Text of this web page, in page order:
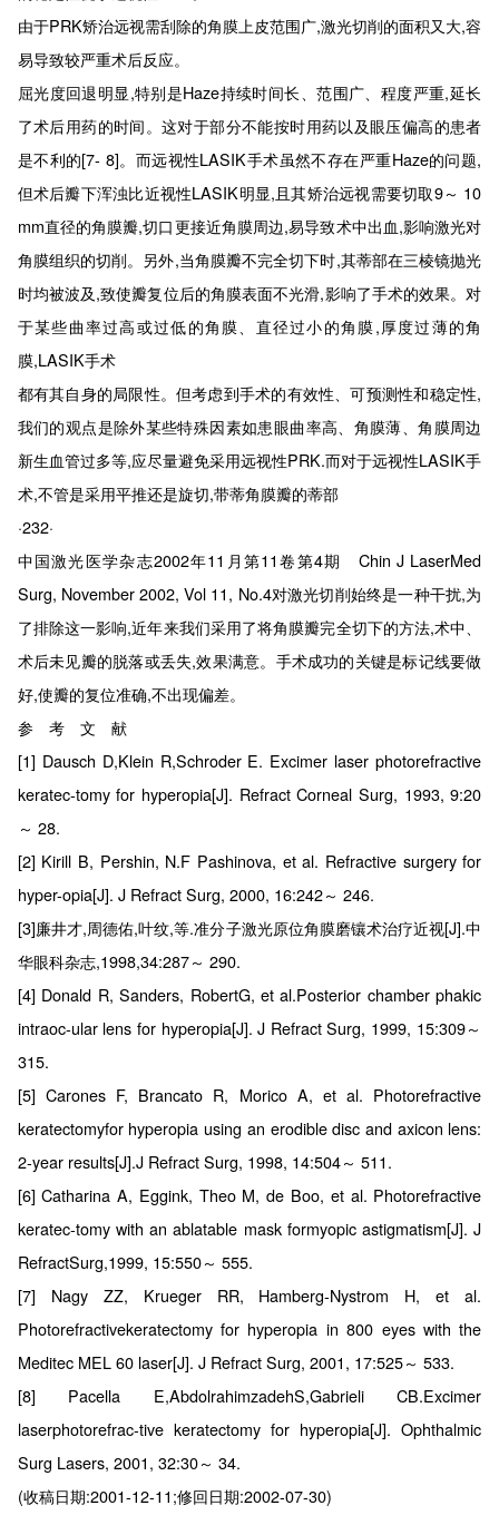
由于PRK矫治远视需刮除的角膜上皮范围广,激光切削的面积又大,容
易导致较严重术后反应。
屈光度回退明显,特别是Haze持续时间长、范围广、程度严重,延长
了术后用药的时间。这对于部分不能按时用药以及眼压偏高的患者
是不利的[7- 8]。而远视性LASIK手术虽然不存在严重Haze的问题,
但术后瓣下浑浊比近视性LASIK明显,且其矫治远视需要切取9～ 10
mm直径的角膜瓣,切口更接近角膜周边,易导致术中出血,影响激光对
角膜组织的切削。另外,当角膜瓣不完全切下时,其蒂部在三棱镜抛光
时均被波及,致使瓣复位后的角膜表面不光滑,影响了手术的效果。对
于某些曲率过高或过低的角膜、直径过小的角膜,厚度过薄的角
膜,LASIK手术
都有其自身的局限性。但考虑到手术的有效性、可预测性和稳定性,
我们的观点是除外某些特殊因素如患眼曲率高、角膜薄、角膜周边
新生血管过多等,应尽量避免采用远视性PRK.而对于远视性LASIK手
术,不管是采用平推还是旋切,带蒂角膜瓣的蒂部
·232·
中国激光医学杂志2002年11月第11卷第4期 Chin J LaserMed
Surg, November 2002, Vol 11, No.4对激光切削始终是一种干扰,为
了排除这一影响,近年来我们采用了将角膜瓣完全切下的方法,术中、
术后未见瓣的脱落或丢失,效果满意。手术成功的关键是标记线要做
好,使瓣的复位准确,不出现偏差。
参 考 文 献
[1] Dausch D,Klein R,Schroder E. Excimer laser photorefractive
keratec-tomy for hyperopia[J]. Refract Corneal Surg, 1993, 9:20
～ 28.
[2] Kirill B, Pershin, N.F Pashinova, et al. Refractive surgery for
hyper-opia[J]. J Refract Surg, 2000, 16:242～ 246.
[3]廉井才,周德佑,叶纹,等.准分子激光原位角膜磨镶术治疗近视[J].中
华眼科杂志,1998,34:287～ 290.
[4] Donald R, Sanders, RobertG, et al.Posterior chamber phakic
intraoc-ular lens for hyperopia[J]. J Refract Surg, 1999, 15:309～
315.
[5] Carones F, Brancato R, Morico A, et al. Photorefractive
keratectomyfor hyperopia using an erodible disc and axicon lens:
2-year results[J].J Refract Surg, 1998, 14:504～ 511.
[6] Catharina A, Eggink, Theo M, de Boo, et al. Photorefractive
keratec-tomy with an ablatable mask formyopic astigmatism[J]. J
RefractSurg,1999, 15:550～ 555.
[7] Nagy ZZ, Krueger RR, Hamberg-Nystrom H, et al.
Photorefractivekeratectomy for hyperopia in 800 eyes with the
Meditec MEL 60 laser[J]. J Refract Surg, 2001, 17:525～ 533.
[8] Pacella E,AbdolrahimzadehS,Gabrieli CB.Excimer
laserphotorefrac-tive keratectomy for hyperopia[J]. Ophthalmic
Surg Lasers, 2001, 32:30～ 34.
(收稿日期:2001-12-11;修回日期:2002-07-30)